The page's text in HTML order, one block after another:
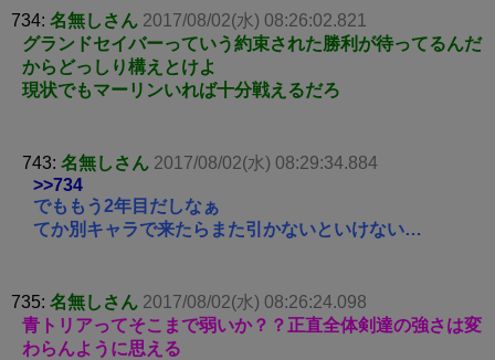
734: 名無しさん 2017/08/02(水) 08:26:02.821
グランドセイバーっていう約束された勝利が待ってるんだ
からどっしり構えとけよ
現状でもマーリンいれば十分戦えるだろ
743: 名無しさん 2017/08/02(水) 08:29:34.884
>>734
でももう2年目だしなぁ
てか別キャラで来たらまた引かないといけない…
735: 名無しさん 2017/08/02(水) 08:26:24.098
青トリアってそこまで弱いか？？正直全体剣達の強さは変
わらんように思える